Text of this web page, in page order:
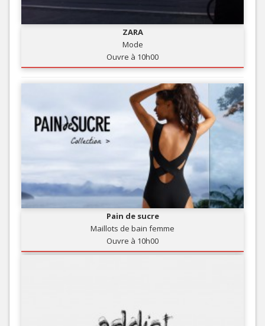
ZARA
Mode
Ouvre à 10h00
Pain de sucre
Maillots de bain femme
Ouvre à 10h00